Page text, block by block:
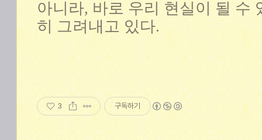
아니라, 바로 우리 현실이 될 수
히 그려내고 있다.
3 구독하기